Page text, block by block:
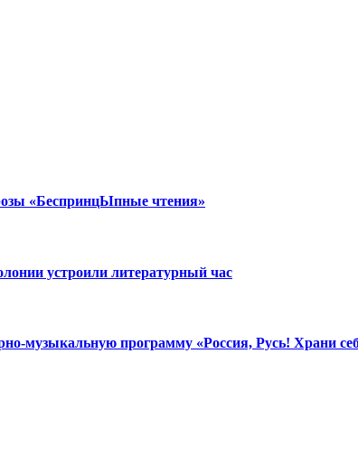
«БеспринцЫпные чтения»
устроили литературный час
музыкальную программу «Россия, Русь! Храни